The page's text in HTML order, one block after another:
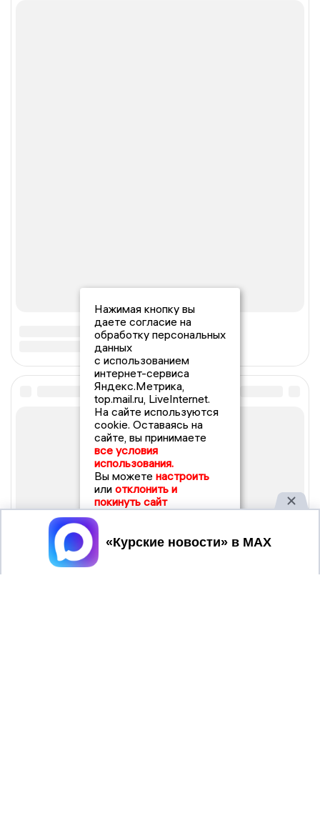
Нажимая кнопку вы
даете согласие на
обработку персональных
данных
с использованием
интернет-сервиса
Яндекс.Метрика,
top.mail.ru, LiveInternet.
На сайте используются
cookie. Оставаясь на
сайте, вы принимаете
все условия
использования.
Вы можете настроить
или отклонить и
покинуть сайт
Принять